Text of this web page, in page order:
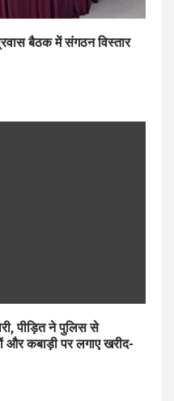
बैठक में संगठन विस्तार
पीड़ित ने पुलिस से
और कबाड़ी पर लगाए खरीद-